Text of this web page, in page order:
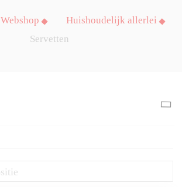
Webshop
Huishoudelijk allerlei
Servetten